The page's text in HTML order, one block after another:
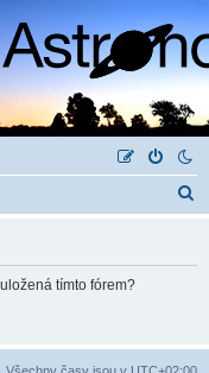
tímto fórem?